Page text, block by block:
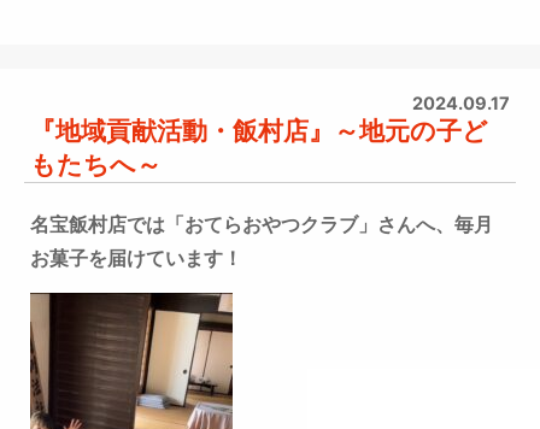
2024.09.17
『地域貢献活動・飯村店』～地元の子ど
もたちへ～
名宝飯村店では「おてらおやつクラブ」さんへ、毎月
お菓子を届けています！